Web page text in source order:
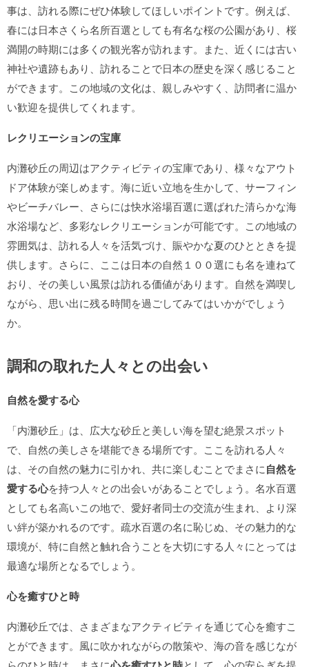
事は、訪れる際にぜひ体験してほしいポイントです。例えば、
春には日本さくら名所百選としても有名な桜の公園があり、桜
満開の時期には多くの観光客が訪れます。また、近くには古い
神社や遺跡もあり、訪れることで日本の歴史を深く感じること
ができます。この地域の文化は、親しみやすく、訪問者に温か
い歓迎を提供してくれます。
レクリエーションの宝庫
内灘砂丘の周辺はアクティビティの宝庫であり、様々なアウト
ドア体験が楽しめます。海に近い立地を生かして、サーフィン
やビーチバレー、さらには快水浴場百選に選ばれた清らかな海
水浴場など、多彩なレクリエーションが可能です。この地域の
雰囲気は、訪れる人々を活気づけ、賑やかな夏のひとときを提
供します。さらに、ここは日本の自然１００選にも名を連ねて
おり、その美しい風景は訪れる価値があります。自然を満喫し
ながら、思い出に残る時間を過ごしてみてはいかがでしょう
か。
調和の取れた人々との出会い
自然を愛する心
「内灘砂丘」は、広大な砂丘と美しい海を望む絶景スポット
で、自然の美しさを堪能できる場所です。ここを訪れる人々
は、その自然の魅力に引かれ、共に楽しむことでまさに自然を
愛する心を持つ人々との出会いがあることでしょう。名水百選
としても名高いこの地で、愛好者同士の交流が生まれ、より深
い絆が築かれるのです。疏水百選の名に恥じぬ、その魅力的な
環境が、特に自然と触れ合うことを大切にする人々にとっては
最適な場所となるでしょう。
心を癒すひと時
内灘砂丘では、さまざまなアクティビティを通じて心を癒すこ
とができます。風に吹かれながらの散策や、海の音を感じなが